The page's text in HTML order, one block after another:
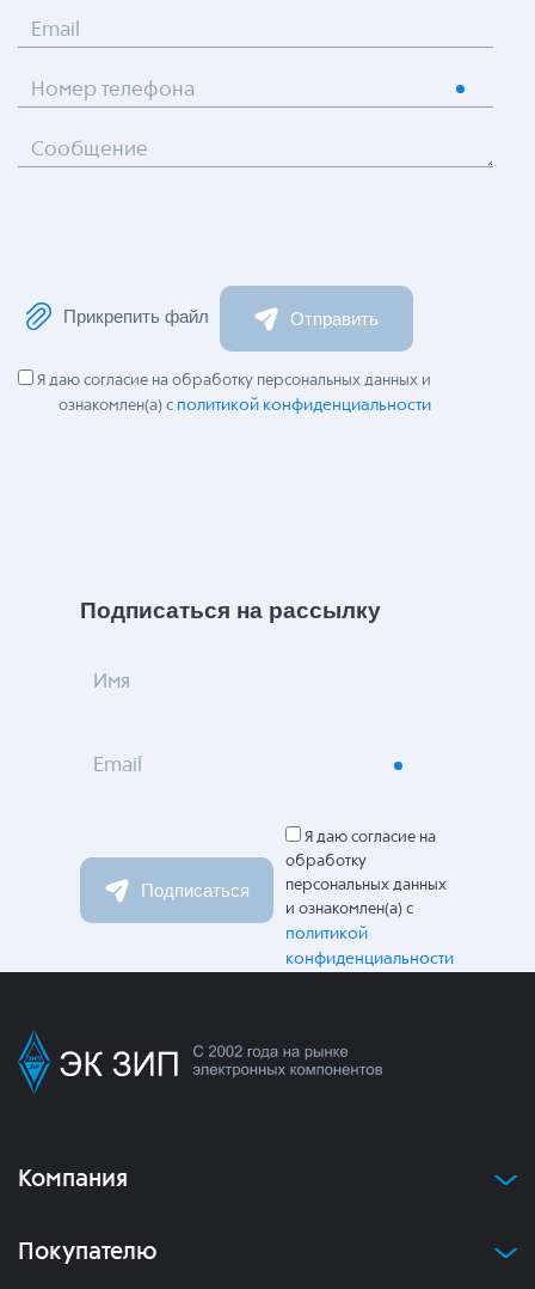
Email
Номер телефона
Сообщение
Прикрепить файл Отправить
Я даю согласие на обработку персональных данных и
ознакомлен(а) с политикой конфиденциальности
Подписаться на рассылку
Имя
Email
Подписаться
Я даю согласие на
обработку
персональных данных
и ознакомлен(а) с
политикой
конфиденциальности
Компания
Покупателю